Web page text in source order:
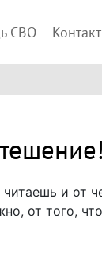
СВО
и от
от того,